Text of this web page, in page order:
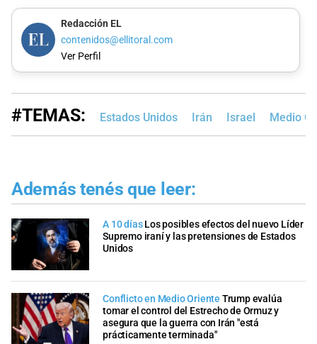
Redacción EL
contenidos@ellitoral.com
Ver Perfil
#TEMAS: Estados Unidos Irán Israel Medio
Además tenés que leer:
A 10 días Los posibles efectos del nuevo Líder
Supremo iraní y las pretensiones de Estados
Unidos
Conflicto en Medio Oriente Trump evalúa
tomar el control del Estrecho de Ormuz y
asegura que la guerra con Irán "está
prácticamente terminada"